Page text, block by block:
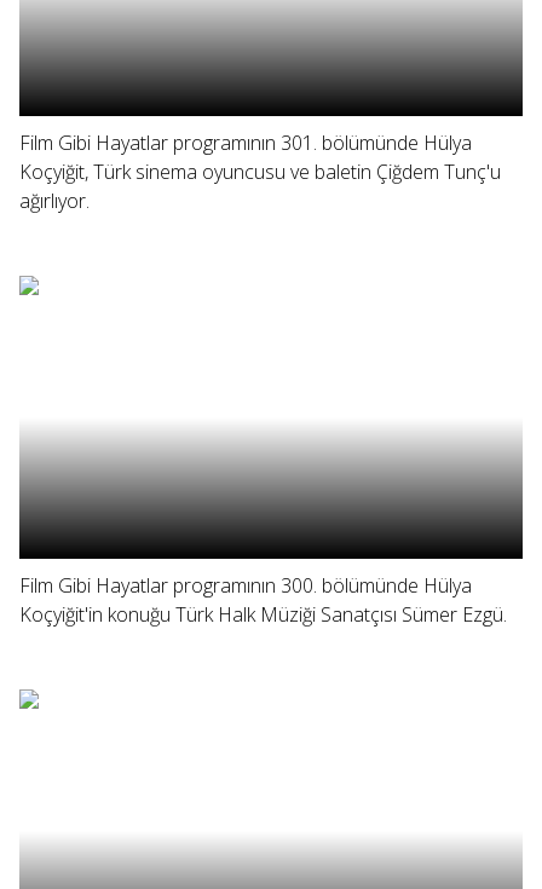
Film Gibi Hayatlar programının 301. bölümünde Hülya
Koçyiğit, Türk sinema oyuncusu ve baletin Çiğdem Tunç'u
ağırlıyor.
Film Gibi Hayatlar programının 300. bölümünde Hülya
Koçyiğit'in konuğu Türk Halk Müziği Sanatçısı Sümer Ezgü.